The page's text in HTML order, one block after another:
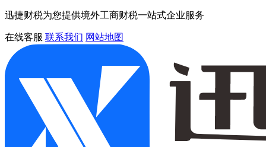
迅捷财税为您提供境外工商财税一站式企业服务
在线客服 联系我们 网站地图